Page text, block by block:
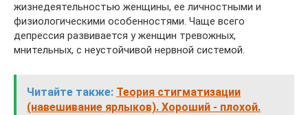
жизнедеятельностью женщины, ее личностными и
физиологическими особенностями. Чаще всего
депрессия развивается у женщин тревожных,
мнительных, с неустойчивой нервной системой.
Читайте также: Теория стигматизации
(навешивание ярлыков). Хороший - плохой.